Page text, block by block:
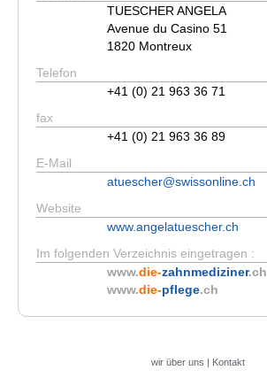
TUESCHER ANGELA
Avenue du Casino 51
1820 Montreux
Telefon
+41 (0) 21 963 36 71
fax
+41 (0) 21 963 36 89
E-Mail
atuescher@swissonline.ch
Website
www.angelatuescher.ch
Im folgenden Verzeichnis eingetragen :
www.die-zahnmediziner.ch
www.die-pflege.ch
wir über uns | Kontakt